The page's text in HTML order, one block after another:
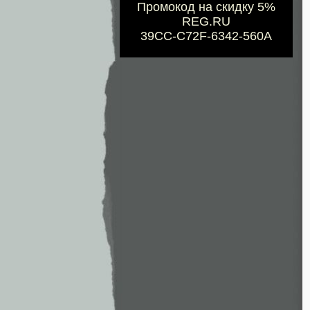
Промокод на скидку 5%
REG.RU
39CC-C72F-6342-560A